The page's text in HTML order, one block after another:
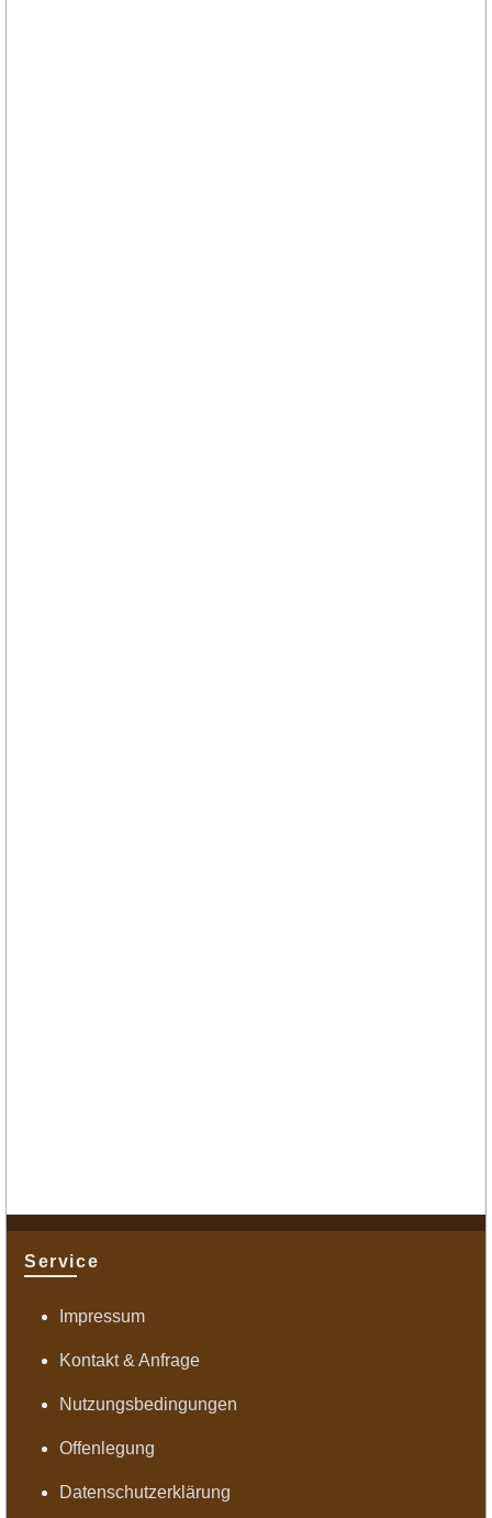
Service
Impressum
Kontakt & Anfrage
Nutzungsbedingungen
Offenlegung
Datenschutzerklärung